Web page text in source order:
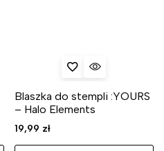
Blaszka do stempli :YOURS
– Halo Elements
19,99 zł